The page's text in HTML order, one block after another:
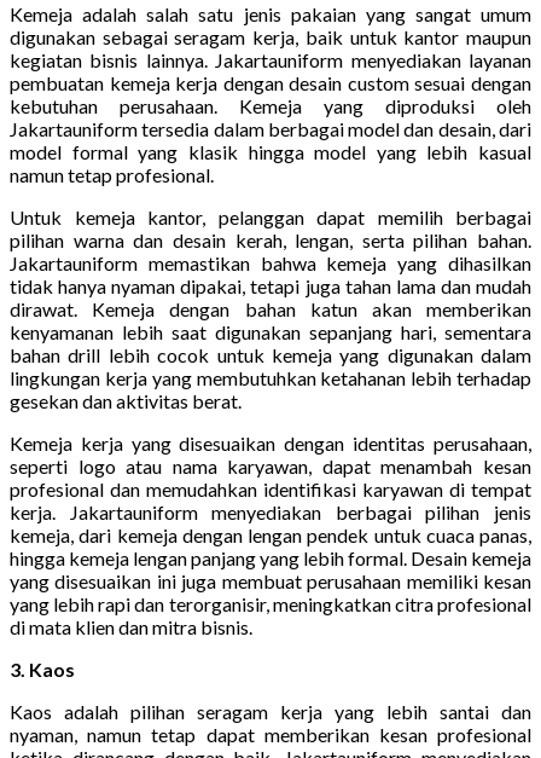
Kemeja adalah salah satu jenis pakaian yang sangat umum
digunakan sebagai seragam kerja, baik untuk kantor maupun
kegiatan bisnis lainnya. Jakartauniform menyediakan layanan
pembuatan kemeja kerja dengan desain custom sesuai dengan
kebutuhan perusahaan. Kemeja yang diproduksi oleh
Jakartauniform tersedia dalam berbagai model dan desain, dari
model formal yang klasik hingga model yang lebih kasual
namun tetap profesional.
Untuk kemeja kantor, pelanggan dapat memilih berbagai
pilihan warna dan desain kerah, lengan, serta pilihan bahan.
Jakartauniform memastikan bahwa kemeja yang dihasilkan
tidak hanya nyaman dipakai, tetapi juga tahan lama dan mudah
dirawat. Kemeja dengan bahan katun akan memberikan
kenyamanan lebih saat digunakan sepanjang hari, sementara
bahan drill lebih cocok untuk kemeja yang digunakan dalam
lingkungan kerja yang membutuhkan ketahanan lebih terhadap
gesekan dan aktivitas berat.
Kemeja kerja yang disesuaikan dengan identitas perusahaan,
seperti logo atau nama karyawan, dapat menambah kesan
profesional dan memudahkan identifikasi karyawan di tempat
kerja. Jakartauniform menyediakan berbagai pilihan jenis
kemeja, dari kemeja dengan lengan pendek untuk cuaca panas,
hingga kemeja lengan panjang yang lebih formal. Desain kemeja
yang disesuaikan ini juga membuat perusahaan memiliki kesan
yang lebih rapi dan terorganisir, meningkatkan citra profesional
di mata klien dan mitra bisnis.
3. Kaos
Kaos adalah pilihan seragam kerja yang lebih santai dan
nyaman, namun tetap dapat memberikan kesan profesional